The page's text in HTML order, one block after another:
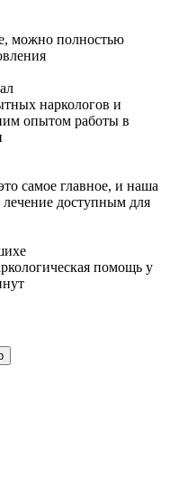
можно полностью
наркологов и
опытом работы в
самое главное, и наша
лечение доступным для
помощь у